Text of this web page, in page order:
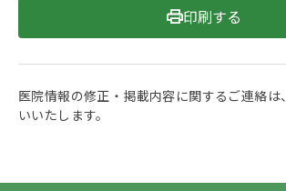
印刷する
医院情報の修正・掲載内容に関するご連絡は、
いいたします。